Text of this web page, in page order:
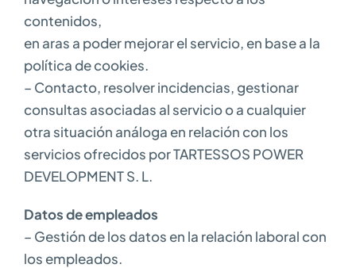
contenidos,
en aras a poder mejorar el servicio, en base a la
política de cookies.
– Contacto, resolver incidencias, gestionar
consultas asociadas al servicio o a cualquier
otra situación análoga en relación con los
servicios ofrecidos por TARTESSOS POWER
DEVELOPMENT S. L.
Datos de empleados
– Gestión de los datos en la relación laboral con
los empleados.